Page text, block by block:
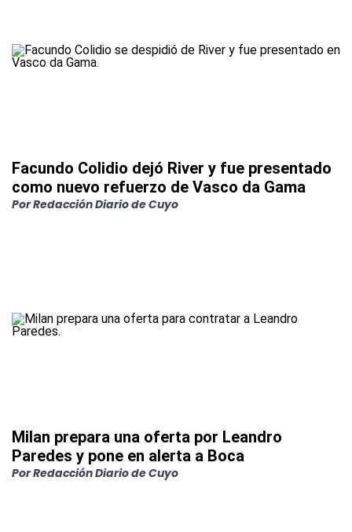
Facundo Colidio dejó River y fue presentado
como nuevo refuerzo de Vasco da Gama
PorRedacción Diario de Cuyo
Milan prepara una oferta por Leandro
Paredes y pone en alerta a Boca
PorRedacción Diario de Cuyo